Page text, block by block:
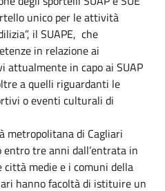
unico per le attività
il SUAPE, che
in relazione ai
in capo ai SUAP
a quelli riguardanti le
o eventi culturali di
metropolitana di Cagliari
tre anni dall’entrata in
medie e i comuni della
hanno facoltà di istituire un